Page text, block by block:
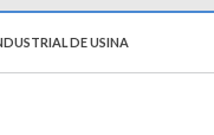
DE USINA